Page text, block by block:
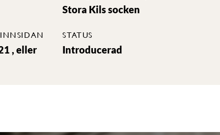
Stora Kils socken
, eller
STATUS
Introducerad